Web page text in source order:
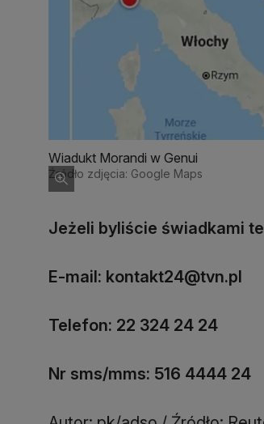
Wiadukt Morandi w Genui
Źródło zdjęcia: Google Maps
Jeżeli byliście świadkami
E-mail: kontakt24@tvn.pl
Telefon: 22 324 24 24
Nr sms/mms: 516 4444 24